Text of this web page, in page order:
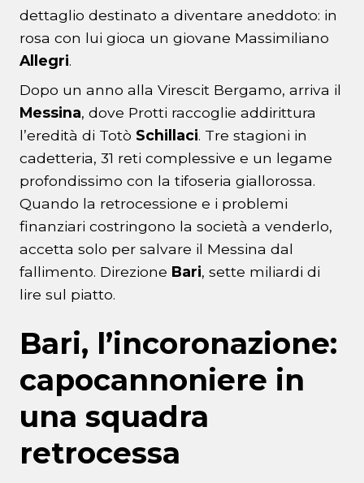
dettaglio destinato a diventare aneddoto: in
rosa con lui gioca un giovane Massimiliano
Allegri.
Dopo un anno alla Virescit Bergamo, arriva il
Messina, dove Protti raccoglie addirittura
l’eredità di Totò Schillaci. Tre stagioni in
cadetteria, 31 reti complessive e un legame
profondissimo con la tifoseria giallorossa.
Quando la retrocessione e i problemi
finanziari costringono la società a venderlo,
accetta solo per salvare il Messina dal
fallimento. Direzione Bari, sette miliardi di
lire sul piatto.
Bari, l’incoronazione:
capocannoniere in
una squadra
retrocessa